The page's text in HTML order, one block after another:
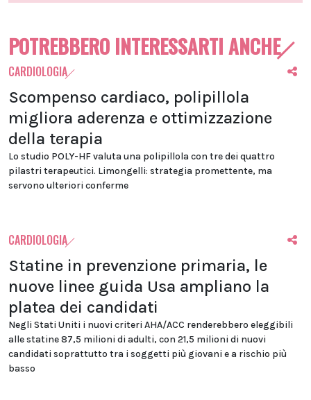
POTREBBERO INTERESSARTI ANCHE
CARDIOLOGIA
Scompenso cardiaco, polipillola
migliora aderenza e ottimizzazione
della terapia
Lo studio POLY-HF valuta una polipillola con tre dei quattro
pilastri terapeutici. Limongelli: strategia promettente, ma
servono ulteriori conferme
CARDIOLOGIA
Statine in prevenzione primaria, le
nuove linee guida Usa ampliano la
platea dei candidati
Negli Stati Uniti i nuovi criteri AHA/ACC renderebbero eleggibili
alle statine 87,5 milioni di adulti, con 21,5 milioni di nuovi
candidati soprattutto tra i soggetti più giovani e a rischio più
basso